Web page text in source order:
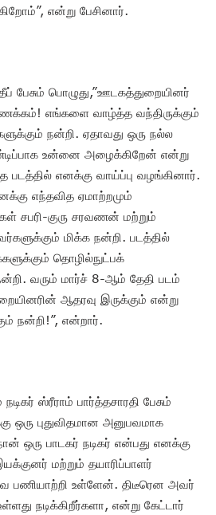
என்று பேசினார்.
பேசும் பொழுது,”ஊடகத்துறையினர்
எங்களை வாழ்த்த வந்திருக்கும்
நன்றி. ஏதாவது ஒரு நல்ல
உன்னை அழைக்கிறேன் என்று
எனக்கு வாய்ப்பு வழங்கினார்.
எந்தவித ஏமாற்றமும்
சபரி-குரு சரவணன் மற்றும்
மிக்க நன்றி. படத்தில்
தொழில்நுட்பக்
வரும் மார்ச் 8-ஆம் தேதி படம்
ஆதரவு இருக்கும் என்று
நன்றி!”, என்றார்.
ஸ்ரீராம் பார்த்தசாரதி பேசும்
ஒரு புதுவிதமான அனுபவமாக
ஒரு பாடகர் நடிகர் என்பது எனக்கு
மற்றும் தயாரிப்பாளர்
பணியாற்றி உள்ளேன். திடீரென அவர்
நடிக்கிறீர்களா, என்று கேட்டார்